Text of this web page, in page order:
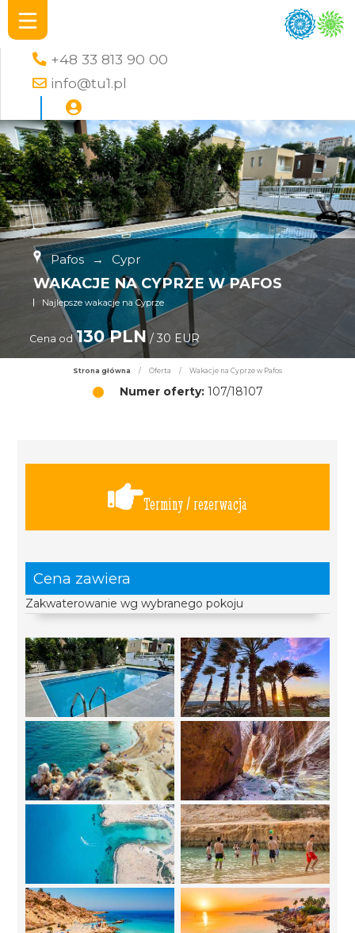
+48 33 813 90 00
info@tu1.pl
Pafos → Cypr
WAKACJE NA CYPRZE W PAFOS
Najlepsze wakacje na Cyprze
Cena od 130 PLN/ 30 EUR
Strona główna / Oferta / Wakacje na Cyprze w Pafos
Numer oferty:107/18107
Terminy / rezerwacja
Cena zawiera
Zakwaterowanie wg wybranego pokoju